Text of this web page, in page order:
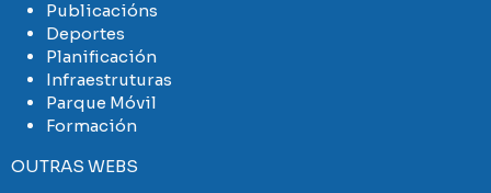
Publicacións
Deportes
Planificación
Infraestruturas
Parque Móvil
Formación
OUTRAS WEBS